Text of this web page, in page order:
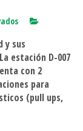
en
007
(PREGUNTA
POR
TU
COTIZACIÓN)
y sus
estación D-007
con 2
para
(pull ups,